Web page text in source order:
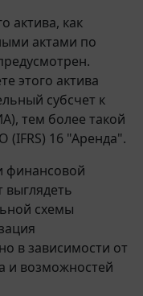
актива, как
актами по
этого актива
субсчет к
тем более такой
16 "Аренда".
финансовой
схемы
в зависимости от
и возможностей